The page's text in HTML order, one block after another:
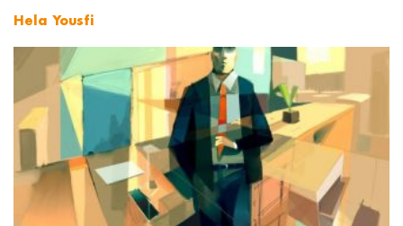
Hela Yousfi